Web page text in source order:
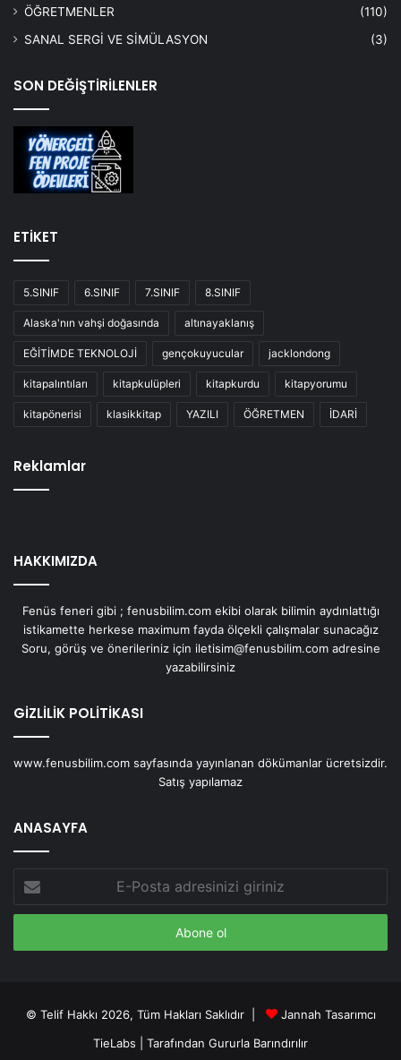
ÖĞRETMENLER
(110)
SANAL SERGİ VE SİMÜLASYON
(3)
SON DEĞİŞTİRİLENLER
ETİKET
5.SINIF 6.SINIF 7.SINIF 8.SINIF
Alaska'nın vahşi doğasında altınayaklanış
EĞİTİMDE TEKNOLOJİ gençokuyucular jacklondong
kitapalıntıları kitapkulüpleri kitapkurdu kitapyorumu
kitapönerisi klasikkitap YAZILI ÖĞRETMEN İDARİ
Reklamlar
HAKKIMIZDA
Fenüs feneri gibi ; fenusbilim.com ekibi olarak bilimin aydınlattığı
istikamette herkese maximum fayda ölçekli çalışmalar sunacağız
Soru, görüş ve önerileriniz için iletisim@fenusbilim.com adresine
yazabilirsiniz
GİZLİLİK POLİTİKASI
www.fenusbilim.com sayfasında yayınlanan dökümanlar ücretsizdir.
Satış yapılamaz
ANASAYFA
Posta
adresinizi
© Telif Hakkı 2026, Tüm Hakları Saklıdır |
Jannah Tasarımcı
TieLabs | Tarafından Gururla Barındırılır